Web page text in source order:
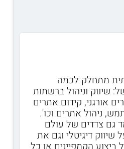
מתחלק לכמה
שיווק וניהול ברשתות
אורגני, קידום אתרים
ניהול אתרים וכו'.
גם צדדים של עולם
דיגיטלי וגם את